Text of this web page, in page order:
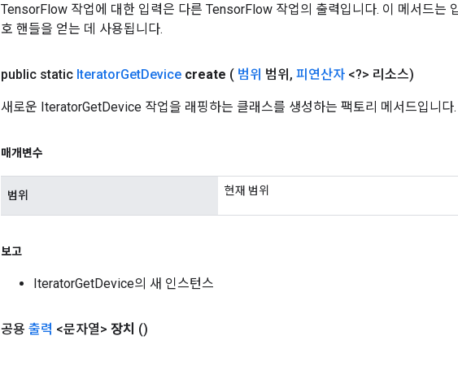
TensorFlow 작업에 대한 입력은 다른 TensorFlow 작업의 출력입니다. 이 메서드는
호 핸들을 얻는 데 사용됩니다.
public static IteratorGetDevice create ( 범위 범위 , 피연산자 <?> 리소스)
새로운 IteratorGetDevice 작업을 래핑하는 클래스를 생성하는 팩토리 메서드입니다.
매개변수
범위 현재 범위
보고
IteratorGetDevice의 새 인스턴스
공용 출력 <문자열> 장치 ()